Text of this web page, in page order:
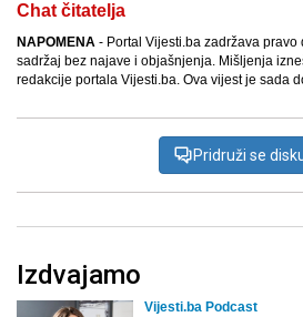
Chat čitatelja
NAPOMENA - Portal Vijesti.ba zadržava
sadržaj bez najave i objašnjenja. Mišljenja
redakcije portala Vijesti.ba. Ova vijest je sada
Pridruži se
Izdvajamo
Vijesti.ba Podcast